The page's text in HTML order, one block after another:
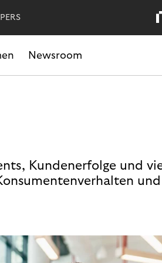
Newsroom
Kundenerfolge und